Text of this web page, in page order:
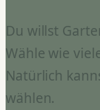
Du willst
Wähle wie
Natürlich
wählen.